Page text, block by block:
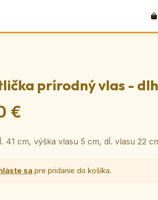
prírodný vlas -
€
41 cm, výška vlasu 5 cm, dĺ. vlasu 22
sa pre pridanie do košíka.